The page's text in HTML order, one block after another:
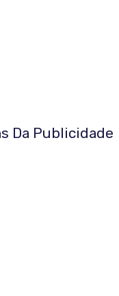
Da Publicidade